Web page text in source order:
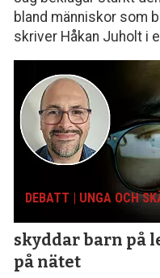
bland människor som
skriver Håkan Juholt i
DEBATT | UNGA OCH
skyddar barn på
på nätet